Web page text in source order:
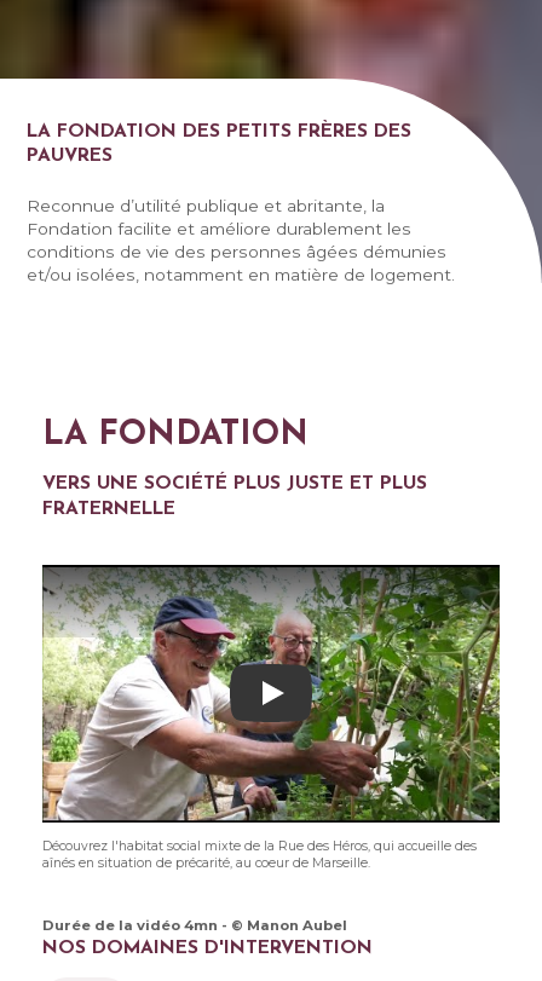
LA FONDATION DES PETITS FRÈRES DES
PAUVRES
Reconnue d’utilité publique et abritante, la
Fondation facilite et améliore durablement les
conditions de vie des personnes âgées démunies
et/ou isolées, notamment en matière de logement.
LA FONDATION
VERS UNE SOCIÉTÉ PLUS JUSTE ET PLUS
FRATERNELLE
Play
Découvrez l'habitat social mixte de la Rue des Héros, qui accueille des
aînés en situation de précarité, au coeur de Marseille.
Durée de la vidéo 4mn - © Manon Aubel
NOS DOMAINES D'INTERVENTION